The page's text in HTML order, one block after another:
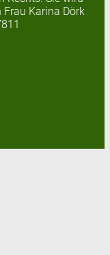
Karina Dörk